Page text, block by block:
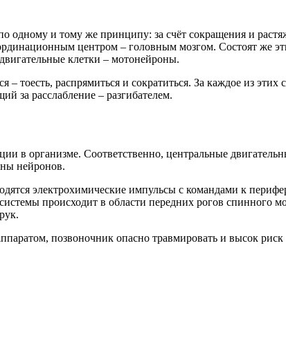
одному и тому же принципу: за счёт сокращения и
центром – головным мозгом. Состоят же
клетки – мотонейроны.
тоесть, распрямиться и сократиться. За каждое из этих
за расслабление – разгибателем.
в организме. Соответственно, центральные
нейронов.
электрохимические импульсы с командами к
происходит в области передних рогов спинного
позвоночник опасно травмировать и высок